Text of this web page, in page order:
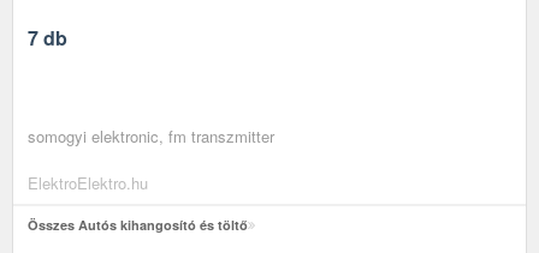
7 db
somogyi elektronic, fm transzmitter
ElektroElektro.hu
Összes Autós kihangosító és töltő